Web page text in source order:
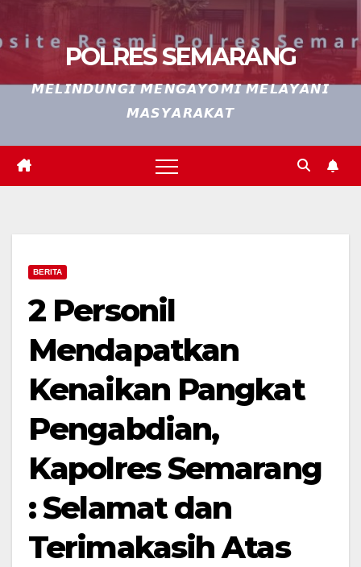
POLRES SEMARANG
𝙈𝙀𝙇𝙄𝙉𝘿𝙐𝙉𝙂𝙄 𝙈𝙀𝙉𝙂𝘼𝙔𝙊𝙈𝙄 𝙈𝙀𝙇𝘼𝙔𝘼𝙉𝙄
𝙈𝘼𝙎𝙔𝘼𝙍𝘼𝙆𝘼𝙏
BERITA
2 Personil
Mendapatkan
Kenaikan Pangkat
Pengabdian,
Kapolres Semarang
: Selamat dan
Terimakasih Atas